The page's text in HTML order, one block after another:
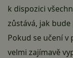
k dispozici
zůstává, jak
Pokud se učení v
velmi zajímavě